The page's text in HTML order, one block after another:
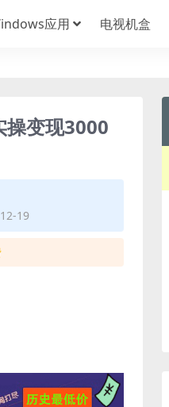
应用 电视机盒
操变现3000
19